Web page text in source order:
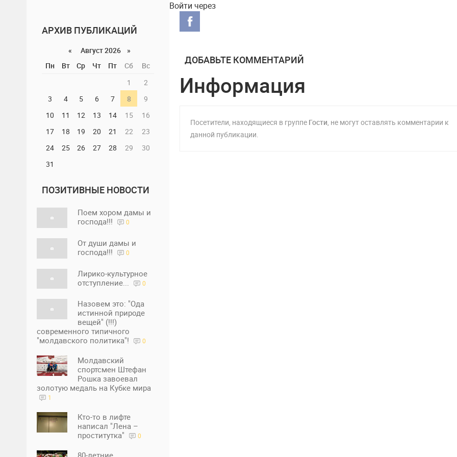
АРХИВ ПУБЛИКАЦИЙ
«
Август 2026 »
Пн
Вт Ср Чт Пт Сб
Вс
1
2
3
4 5 6 7 8
9
10
11 12 13 14 15
16
17
18 19 20 21 22
23
24
25 26 27 28 29
30
31
ПОЗИТИВНЫЕ НОВОСТИ
Поем хором дамы и
господа!!!
0
От души дамы и
господа!!!
0
Лирико-культурное
отступление...
0
Назовем это: "Ода
истинной природе
вещей" (!!!)
современного типичного
"молдавского политика"!
0
Молдавский
спортсмен Штефан
Рошка завоевал
золотую медаль на Кубке мира
1
Кто-то в лифте
написал "Лена –
проститутка"
0
меньшинстве
Войти через
ДОБАВЬТЕ КОММЕНТАРИЙ
Информация
Посетители, находящиеся в группе Гости, не могут оставлять комментарии к
данной публикации.